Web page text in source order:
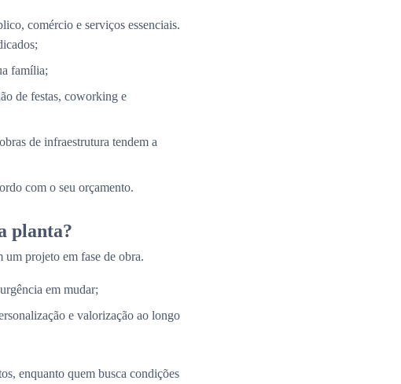
comércio e serviços essenciais.
família;
de festas, coworking e
de infraestrutura tendem a
com o seu orçamento.
planta?
projeto em fase de obra.
em mudar;
e valorização ao longo
enquanto quem busca condições